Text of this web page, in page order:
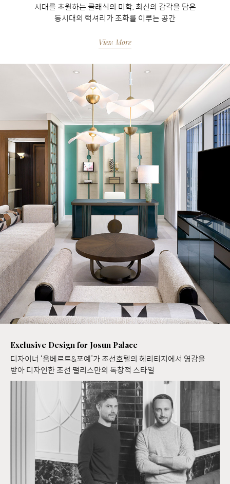
시대를 초월하는 클래식의 미학, 최신의 감각을 담은
동시대의 럭셔리가 조화를 이루는 공간
View More
Exclusive Design for Josun Palace
디자이너 ‘움베르트&포예’가 조선호텔의 헤리티지에서 영감을
받아 디자인한 조선 팰리스만의 독창적 스타일